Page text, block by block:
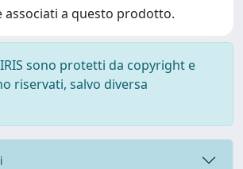
associati a questo prodotto.
sono protetti da copyright e
riservati, salvo diversa